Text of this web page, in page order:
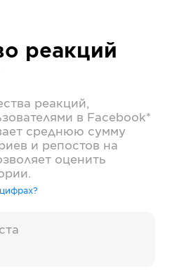
реакций
реакций,
в Facebook*
среднюю сумму
и репостов на
оценить